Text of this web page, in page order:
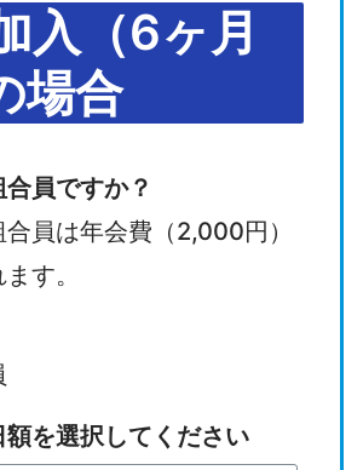
入（6ヶ月
場合
合員ですか？
合員は年会費（2,000円）
す。
を選択してください